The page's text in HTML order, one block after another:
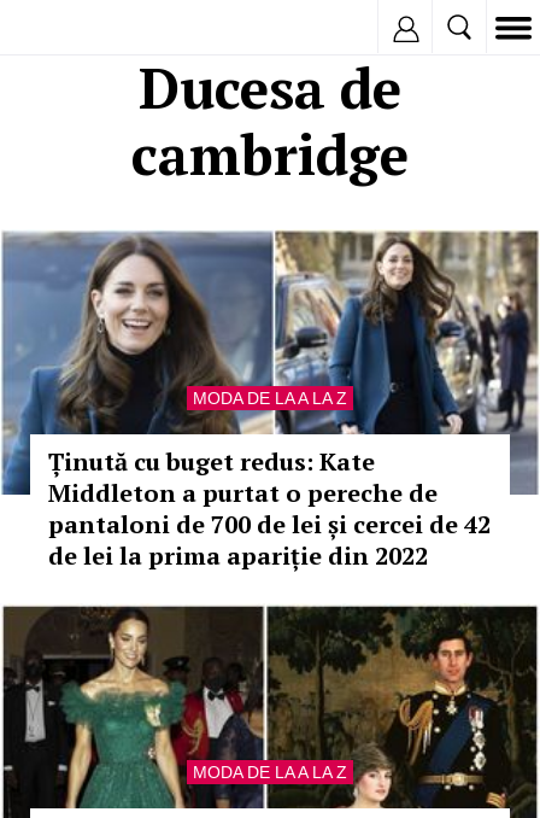
Ducesa de
cambridge
MODA DE LA A LA Z
Ținută cu buget redus: Kate
Middleton a purtat o pereche de
pantaloni de 700 de lei și cercei de 42
de lei la prima apariție din 2022
MODA DE LA A LA Z